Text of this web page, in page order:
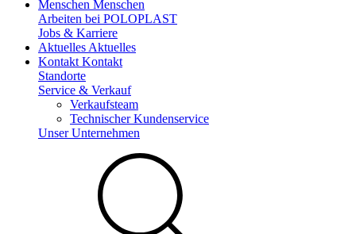
Menschen Menschen
Arbeiten bei POLOPLAST
Jobs & Karriere
Aktuelles Aktuelles
Kontakt Kontakt
Standorte
Service & Verkauf
Verkaufsteam
Technischer Kundenservice
Unser Unternehmen